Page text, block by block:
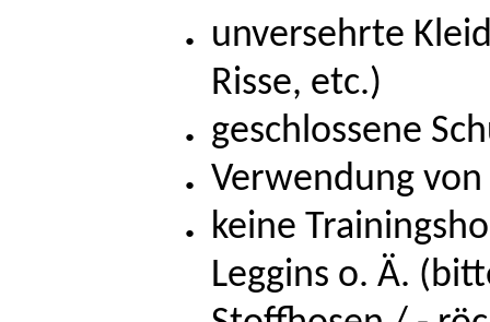
unversehrte
Risse, etc.)
geschlossene
Verwendung von
keine
Leggins o. Ä.